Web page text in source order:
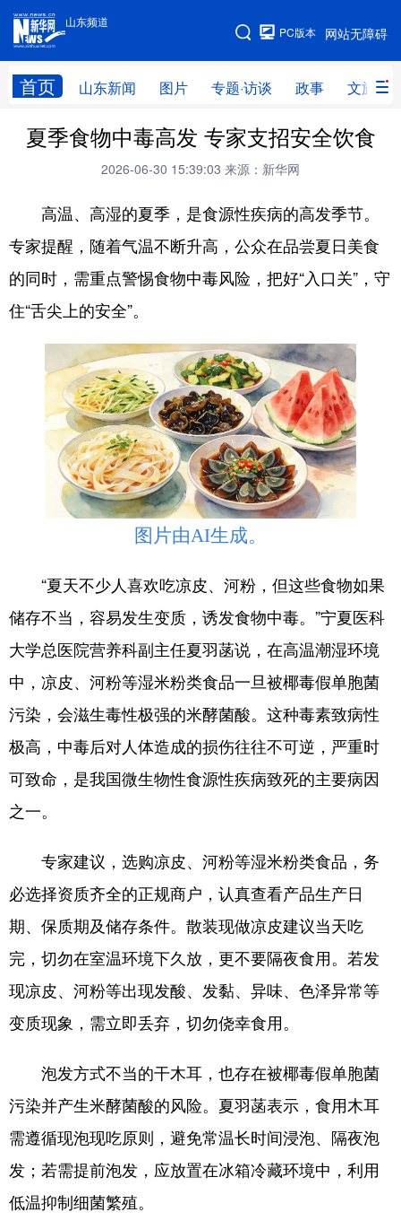
山东频道
网站无障碍
PC版本
首页 山东新闻 图片 专题·访谈 政事 文旅
手机版
网站地图
学习进行时 高层 时政 人事
财经 网评
台湾 思客智库 全球连线 教育
科技 科普 体育 文化
健康 军事 访谈 视频
图片 中央文件
食品 人居 信息化 乡村振兴
溯源中国 城市 旅游 能源
会展 彩票 娱乐 时尚
悦读 公益 书画 一带一路
亚太网 上市公司 投教基地
地方频道
首页 山东新闻 图片 专题·访谈
政事 文旅 社会民生 山东产经
文娱 融媒秀 科教
多语种频道
Deutsch Português
夏季食物中毒高发 专家支招安全饮食
2026-06-30 15:39:03 来源：新华网
高温、高湿的夏季，是食源性疾病的高发季节。
专家提醒，随着气温不断升高，公众在品尝夏日美食
的同时，需重点警惕食物中毒风险，把好“入口关”，守
住“舌尖上的安全”。
图片由AI生成。
“夏天不少人喜欢吃凉皮、河粉，但这些食物如果
储存不当，容易发生变质，诱发食物中毒。”宁夏医科
大学总医院营养科副主任夏羽菡说，在高温潮湿环境
中，凉皮、河粉等湿米粉类食品一旦被椰毒假单胞菌
污染，会滋生毒性极强的米酵菌酸。这种毒素致病性
极高，中毒后对人体造成的损伤往往不可逆，严重时
可致命，是我国微生物性食源性疾病致死的主要病因
之一。
专家建议，选购凉皮、河粉等湿米粉类食品，务
必选择资质齐全的正规商户，认真查看产品生产日
期、保质期及储存条件。散装现做凉皮建议当天吃
完，切勿在室温环境下久放，更不要隔夜食用。若发
现凉皮、河粉等出现发酸、发黏、异味、色泽异常等
变质现象，需立即丢弃，切勿侥幸食用。
泡发方式不当的干木耳，也存在被椰毒假单胞菌
污染并产生米酵菌酸的风险。夏羽菡表示，食用木耳
需遵循现泡现吃原则，避免常温长时间浸泡、隔夜泡
发；若需提前泡发，应放置在冰箱冷藏环境中，利用
低温抑制细菌繁殖。